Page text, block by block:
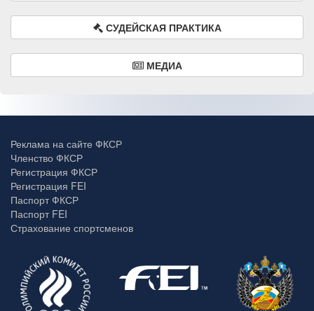
СУДЕЙСКАЯ ПРАКТИКА
МЕДИА
Реклама на сайте ФКСР
Членство ФКСР
Регистрация ФКСР
Регистрация FEI
Паспорт ФКСР
Паспорт FEI
Страхование спортсменов